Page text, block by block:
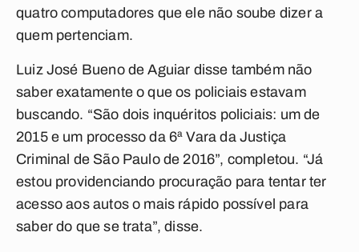
quatro computadores que ele não soube dizer a
quem pertenciam.
Luiz José Bueno de Aguiar disse também não
saber exatamente o que os policiais estavam
buscando. “São dois inquéritos policiais: um de
2015 e um processo da 6ª Vara da Justiça
Criminal de São Paulo de 2016”, completou. “Já
estou providenciando procuração para tentar ter
acesso aos autos o mais rápido possível para
saber do que se trata”, disse.